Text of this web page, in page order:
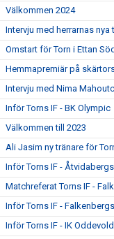
Välkommen 2024
Intervju med herrarnas nya
Omstart för Torn i Ettan
Hemmapremiär på
Intervju med Nima
Inför Torns IF - BK Olympic
Välkommen till 2023
Ali Jasim ny tränare för
Inför Torns IF -
Matchreferat Torns IF -
Inför Torns IF -
Inför Torns IF - IK Oddevold